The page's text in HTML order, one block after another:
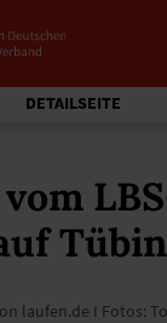
DETAILSEITE
laufen.de I Fotos: